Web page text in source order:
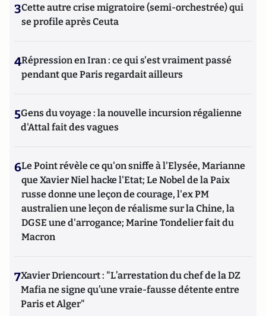
3Cette autre crise migratoire (semi-orchestrée) qui
se profile après Ceuta
4Répression en Iran : ce qui s'est vraiment passé
pendant que Paris regardait ailleurs
5Gens du voyage : la nouvelle incursion régalienne
d'Attal fait des vagues
6Le Point révèle ce qu'on sniffe à l'Elysée, Marianne
que Xavier Niel hacke l'Etat; Le Nobel de la Paix
russe donne une leçon de courage, l'ex PM
australien une leçon de réalisme sur la Chine, la
DGSE une d'arrogance; Marine Tondelier fait du
Macron
7Xavier Driencourt : "L’arrestation du chef de la DZ
Mafia ne signe qu’une vraie-fausse détente entre
Paris et Alger"